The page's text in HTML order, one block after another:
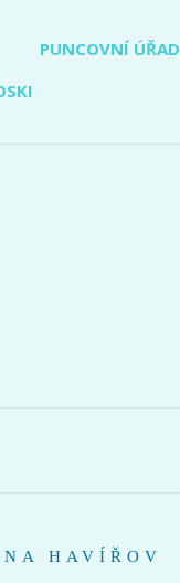
PUNCOVNÍ ÚŘAD
HAVÍŘOV